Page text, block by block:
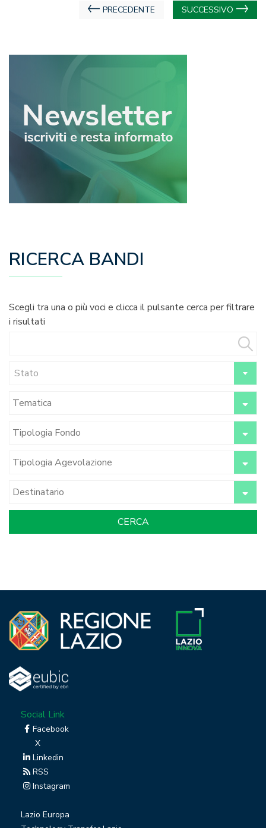
Navigazione
PRECEDENTE SUCCESSIVO
RICERCA BANDI
Scegli tra una o più voci e clicca il pulsante cerca per filtrare
i risultati
Stato
Social Link
Facebook
X
Linkedin
RSS
Instagram
Lazio Europa